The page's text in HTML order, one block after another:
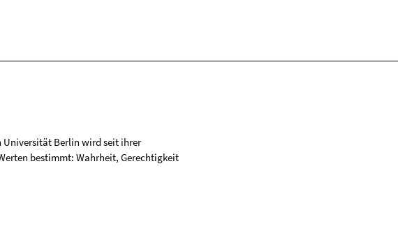
Universität Berlin wird seit ihrer
bestimmt: Wahrheit, Gerechtigkeit